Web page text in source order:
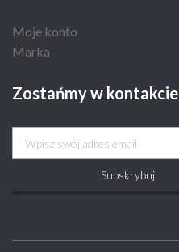
Moje konto
Marka
Zostańmy w kontakcie
Subskrybuj